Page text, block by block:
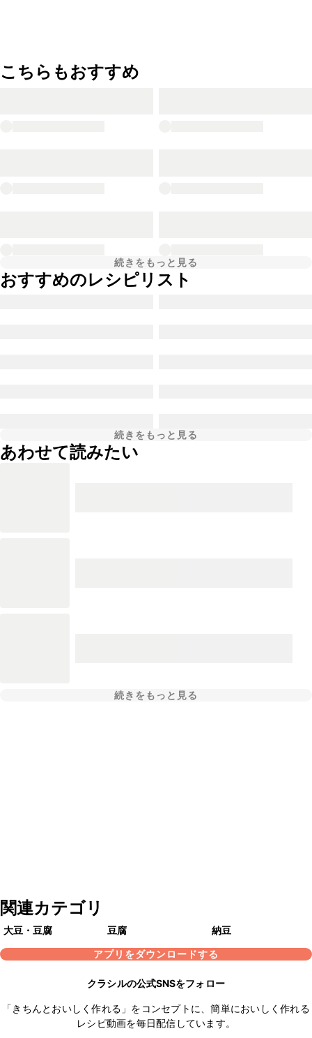
こちらもおすすめ
続きをもっと見る
おすすめのレシピリスト
続きをもっと見る
あわせて読みたい
続きをもっと見る
関連カテゴリ
大豆・豆腐 豆腐
納豆
アプリをダウンロードする
クラシルの公式SNSをフォロー
「きちんとおいしく作れる」をコンセプトに、簡単においしく作れる
レシピ動画を毎日配信しています。